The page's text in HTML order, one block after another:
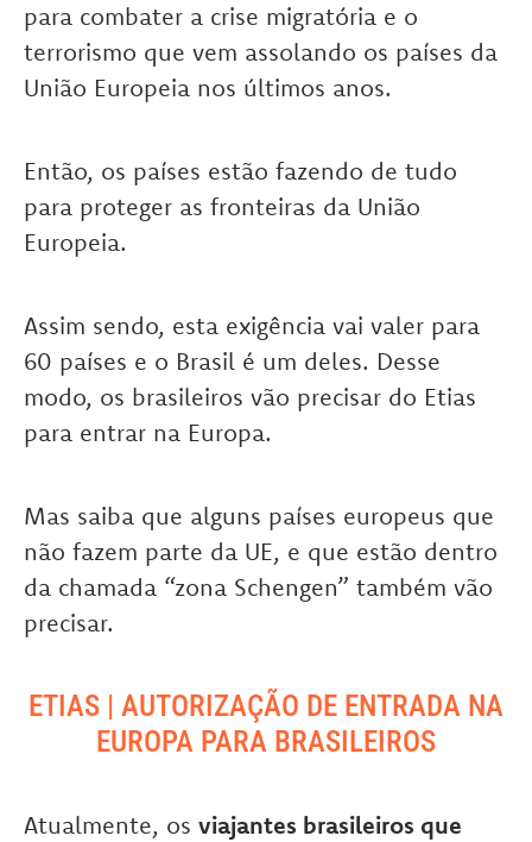
para combater a crise migratória e o
terrorismo que vem assolando os países da
União Europeia nos últimos anos.
Então, os países estão fazendo de tudo
para proteger as fronteiras da União
Europeia.
Assim sendo, esta exigência vai valer para
60 países e o Brasil é um deles. Desse
modo, os brasileiros vão precisar do Etias
para entrar na Europa.
Mas saiba que alguns países europeus que
não fazem parte da UE, e que estão dentro
da chamada “zona Schengen” também vão
precisar.
ETIAS | AUTORIZAÇÃO DE ENTRADA NA
EUROPA PARA BRASILEIROS
Atualmente, os viajantes brasileiros que